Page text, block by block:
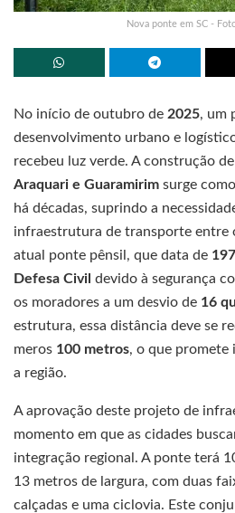
Nova ponte em SC -
No início de outubro de 2025, um
desenvolvimento urbano e
recebeu luz verde. A construção
Araquari e Guaramirim surge
há décadas, suprindo a
infraestrutura de transporte entre
atual ponte pênsil, que data de
Defesa Civil devido à segurança
os moradores a um desvio de 16
estrutura, essa distância deve se
meros 100 metros, o que promete
a região.
A aprovação deste projeto de
momento em que as cidades
integração regional. A ponte terá
13 metros de largura, com duas
calçadas e uma ciclovia. Este